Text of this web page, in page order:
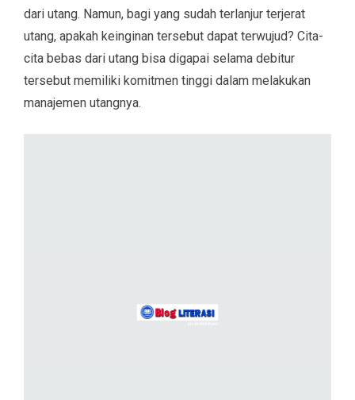
dari utang. Namun, bagi yang sudah terlanjur terjerat
utang, apakah keinginan tersebut dapat terwujud? Cita-
cita bebas dari utang bisa digapai selama debitur
tersebut memiliki komitmen tinggi dalam melakukan
manajemen utangnya.